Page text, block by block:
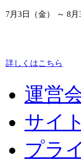
7月3日（金） ～ 8月
詳しくはこちら
運営
サイ
プラ